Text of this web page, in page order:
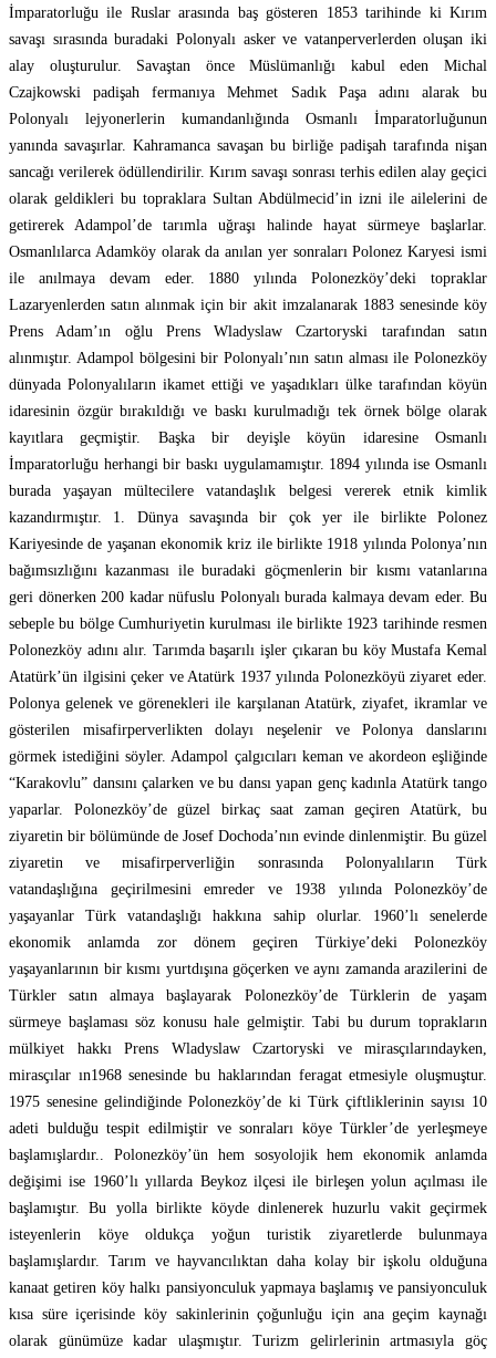
İmparatorluğu ile Ruslar arasında baş gösteren 1853 tarihinde ki Kırım
savaşı sırasında buradaki Polonyalı asker ve vatanperverlerden oluşan iki
alay oluşturulur. Savaştan önce Müslümanlığı kabul eden Michal
Czajkowski padişah fermanıya Mehmet Sadık Paşa adını alarak bu
Polonyalı lejyonerlerin kumandanlığında Osmanlı İmparatorluğunun
yanında savaşırlar. Kahramanca savaşan bu birliğe padişah tarafında nişan
sancağı verilerek ödüllendirilir. Kırım savaşı sonrası terhis edilen alay geçici
olarak geldikleri bu topraklara Sultan Abdülmecid’in izni ile ailelerini de
getirerek Adampol’de tarımla uğraşı halinde hayat sürmeye başlarlar.
Osmanlılarca Adamköy olarak da anılan yer sonraları Polonez Karyesi ismi
ile anılmaya devam eder. 1880 yılında Polonezköy’deki topraklar
Lazaryenlerden satın alınmak için bir akit imzalanarak 1883 senesinde köy
Prens Adam’ın oğlu Prens Wladyslaw Czartoryski tarafından satın
alınmıştır. Adampol bölgesini bir Polonyalı’nın satın alması ile Polonezköy
dünyada Polonyalıların ikamet ettiği ve yaşadıkları ülke tarafından köyün
idaresinin özgür bırakıldığı ve baskı kurulmadığı tek örnek bölge olarak
kayıtlara geçmiştir. Başka bir deyişle köyün idaresine Osmanlı
İmparatorluğu herhangi bir baskı uygulamamıştır. 1894 yılında ise Osmanlı
burada yaşayan mültecilere vatandaşlık belgesi vererek etnik kimlik
kazandırmıştır. 1. Dünya savaşında bir çok yer ile birlikte Polonez
Kariyesinde de yaşanan ekonomik kriz ile birlikte 1918 yılında Polonya’nın
bağımsızlığını kazanması ile buradaki göçmenlerin bir kısmı vatanlarına
geri dönerken 200 kadar nüfuslu Polonyalı burada kalmaya devam eder. Bu
sebeple bu bölge Cumhuriyetin kurulması ile birlikte 1923 tarihinde resmen
Polonezköy adını alır. Tarımda başarılı işler çıkaran bu köy Mustafa Kemal
Atatürk’ün ilgisini çeker ve Atatürk 1937 yılında Polonezköyü ziyaret eder.
Polonya gelenek ve görenekleri ile karşılanan Atatürk, ziyafet, ikramlar ve
gösterilen misafirperverlikten dolayı neşelenir ve Polonya danslarını
görmek istediğini söyler. Adampol çalgıcıları keman ve akordeon eşliğinde
“Karakovlu” dansını çalarken ve bu dansı yapan genç kadınla Atatürk tango
yaparlar. Polonezköy’de güzel birkaç saat zaman geçiren Atatürk, bu
ziyaretin bir bölümünde de Josef Dochoda’nın evinde dinlenmiştir. Bu güzel
ziyaretin ve misafirperverliğin sonrasında Polonyalıların Türk
vatandaşlığına geçirilmesini emreder ve 1938 yılında Polonezköy’de
yaşayanlar Türk vatandaşlığı hakkına sahip olurlar. 1960’lı senelerde
ekonomik anlamda zor dönem geçiren Türkiye’deki Polonezköy
yaşayanlarının bir kısmı yurtdışına göçerken ve aynı zamanda arazilerini de
Türkler satın almaya başlayarak Polonezköy’de Türklerin de yaşam
sürmeye başlaması söz konusu hale gelmiştir. Tabi bu durum toprakların
mülkiyet hakkı Prens Wladyslaw Czartoryski ve mirasçılarındayken,
mirasçılar ın1968 senesinde bu haklarından feragat etmesiyle oluşmuştur.
1975 senesine gelindiğinde Polonezköy’de ki Türk çiftliklerinin sayısı 10
adeti bulduğu tespit edilmiştir ve sonraları köye Türkler’de yerleşmeye
başlamışlardır.. Polonezköy’ün hem sosyolojik hem ekonomik anlamda
değişimi ise 1960’lı yıllarda Beykoz ilçesi ile birleşen yolun açılması ile
başlamıştır. Bu yolla birlikte köyde dinlenerek huzurlu vakit geçirmek
isteyenlerin köye oldukça yoğun turistik ziyaretlerde bulunmaya
başlamışlardır. Tarım ve hayvancılıktan daha kolay bir işkolu olduğuna
kanaat getiren köy halkı pansiyonculuk yapmaya başlamış ve pansiyonculuk
kısa süre içerisinde köy sakinlerinin çoğunluğu için ana geçim kaynağı
olarak günümüze kadar ulaşmıştır. Turizm gelirlerinin artmasıyla göç